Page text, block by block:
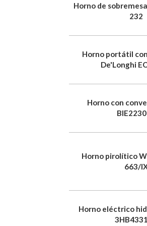
Horno de
232
Horno portátil
De'Longhi
Horno con
Horno pirolítico
663/
Horno eléctrico